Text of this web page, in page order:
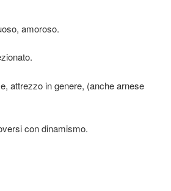
amoroso.
attrezzo in genere, (anche arnese
con dinamismo.